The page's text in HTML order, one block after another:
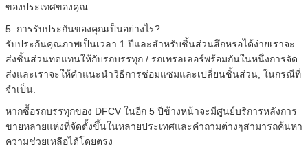
ของประเทศของคุณ
5. การรับประกันของคุณเป็นอย่างไร?
รับประกันคุณภาพเป็นเวลา 1 ปีและสำหรับชิ้นส่วนสึกหรอได้ง่ายเราจะ
ส่งชิ้นส่วนทดแทนให้กับรถบรรทุก / รถเทรลเลอร์พร้อมกันในหนึ่งการจัด
ส่งและเราจะให้คำแนะนำวิธีการซ่อมแซมและเปลี่ยนชิ้นส่วน, ในกรณีที่
จำเป็น.
หากซื้อรถบรรทุกของ DFCV ในอีก 5 ปีข้างหน้าจะมีศูนย์บริการหลังการ
ขายหลายแห่งที่จัดตั้งขึ้นในหลายประเทศและคำถามต่างๆสามารถค้นหา
ความช่วยเหลือได้โดยตรง